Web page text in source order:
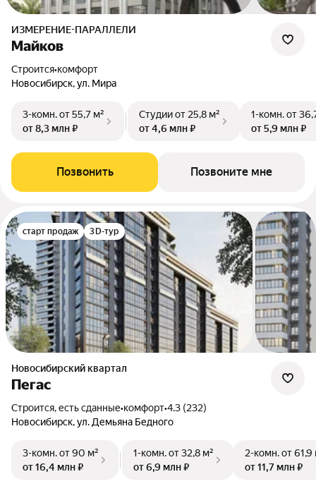
ИЗМЕРЕНИЕ-ПАРАЛЛЕЛИ
Майков
Строится•комфорт
Новосибирск, ул. Мира
3-комн.от 55,7 м²
от 8,3 млн ₽
Студииот 25,8 м²
от 4,6 млн ₽
1-комн.от
от 5,9 млн ₽
Позвонить Позвоните мне
старт продаж 3D-тур
Новосибирский квартал
Пегас
Строится, есть сданные•комфорт•4.3 (232)
Новосибирск, ул. Демьяна Бедного
3-комн.от 90 м²
от 16,4 млн ₽
1-комн.от 32,8 м²
от 6,9 млн ₽
2-комн.от 61,9
от 11,7 млн ₽